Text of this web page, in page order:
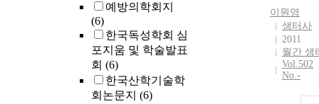
예방의학회지
(6)
한국독성학회 심
포지움 및 학술발표
회 (6)
한국산학기술학
회논문지 (6)
이원영
샘터사
2011
월간 샘
Vol.502
No.-